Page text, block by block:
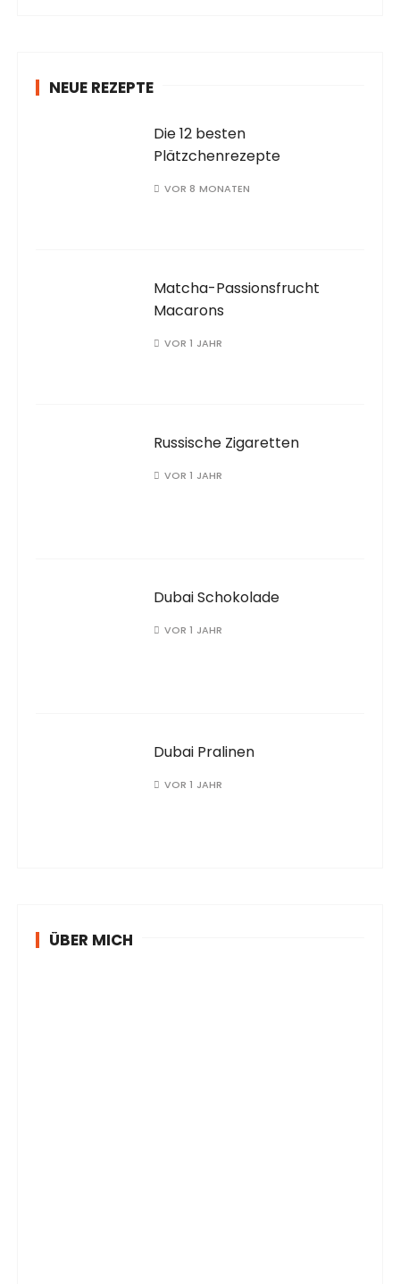
NEUE REZEPTE
Die 12 besten
Plätzchenrezepte
VOR 8 MONATEN
Matcha-Passionsfrucht
Macarons
VOR 1 JAHR
Russische Zigaretten
VOR 1 JAHR
Dubai Schokolade
VOR 1 JAHR
Dubai Pralinen
VOR 1 JAHR
ÜBER MICH